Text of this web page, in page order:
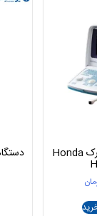
دستگاه سونوگرافی مارک Honda